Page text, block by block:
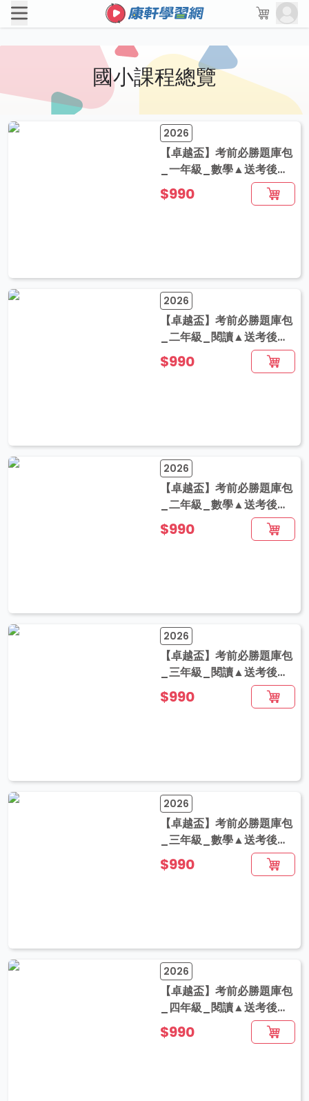
國小課程總覽
2026
【卓越盃】考前必勝題庫包
_一年級_數學▲送考後影
音解題
$990
2026
【卓越盃】考前必勝題庫包
_二年級_閱讀▲送考後影
音解題
$990
2026
【卓越盃】考前必勝題庫包
_二年級_數學▲送考後影
音解題
$990
2026
【卓越盃】考前必勝題庫包
_三年級_閱讀▲送考後影
音解題
$990
2026
【卓越盃】考前必勝題庫包
_三年級_數學▲送考後影
音解題
$990
2026
【卓越盃】考前必勝題庫包
_四年級_閱讀▲送考後影
音解題
$990